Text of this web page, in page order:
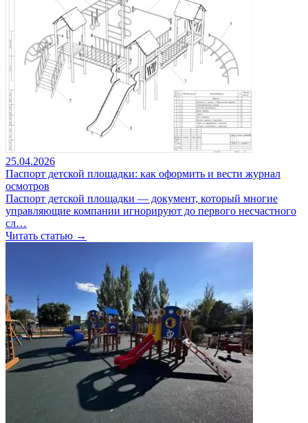
25.04.2026
Паспорт детской площадки: как оформить и вести журнал
осмотров
Паспорт детской площадки — документ, который многие
управляющие компании игнорируют до первого несчастного
сл…
Читать статью →